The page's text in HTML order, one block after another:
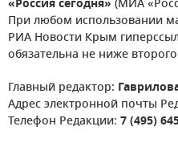
«Россия сегодня» (МИА
При любом использовании
РИА Новости Крым
обязательна не ниже
Главный редактор:
Адрес электронной почты
Телефон Редакции: 7 (495)